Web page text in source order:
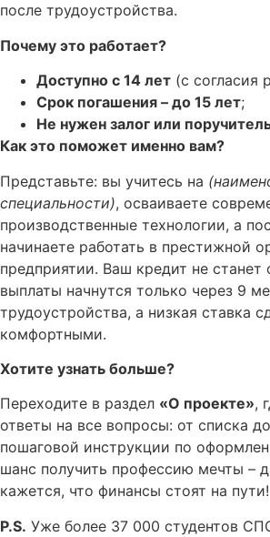
после трудоустройства.
Почему это работает?
Доступно с 14 лет (с согласия
Срок погашения – до 15 лет;
Не нужен залог или
Как это поможет именно вам?
Представьте: вы учитесь на
специальности), осваиваете
производственные технологии, а
начинаете работать в престижной
предприятии. Ваш кредит не станет
выплаты начнутся только через 9
трудоустройства, а низкая ставка
комфортными.
Хотите узнать больше?
Переходите в раздел «О проекте»,
ответы на все вопросы: от списка
пошаговой инструкции по
шанс получить профессию мечты –
кажется, что финансы стоят на пути!
P.S. Уже более 37 000 студентов